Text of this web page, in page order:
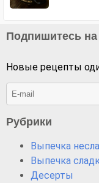
Подпишитесь на
Новые рецепты
Рубрики
Выпечка
Выпечка
Десерты